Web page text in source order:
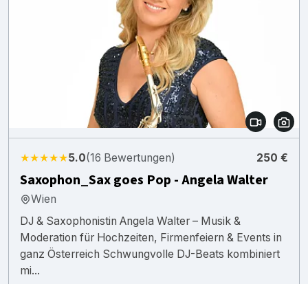
★★★★★5.0(16 Bewertungen) 250 €
Saxophon_Sax goes Pop - Angela Walter
Wien
DJ & Saxophonistin Angela Walter – Musik &
Moderation für Hochzeiten, Firmenfeiern & Events in
ganz Österreich Schwungvolle DJ-Beats kombiniert
mi...